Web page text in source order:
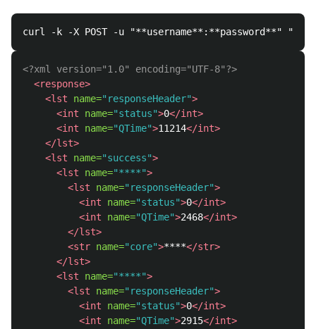
<?xml version="1.0" encoding="UTF-8"?>
<response>
<lst
name="responseHeader">
<int
name="status">0</int>
<int
name="QTime">11214</int>
</lst>
<lst
name="success">
<lst
name="****">
<lst
name="responseHeader">
<int
name="status">0</int>
<int
name="QTime">2468</int>
</lst>
<str name="core">****</str>
</lst>
<lst
name="****">
<lst
name="responseHeader">
<int
name="status">0</int>
<int
name="QTime">2915</int>